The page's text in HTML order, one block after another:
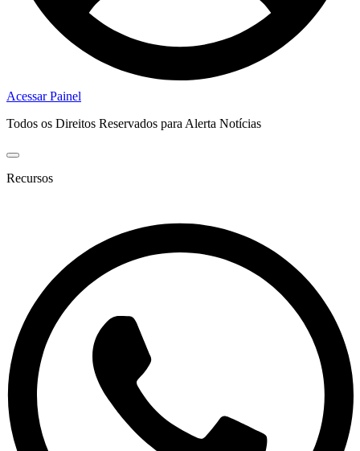
Acessar Painel
Todos os Direitos Reservados para Alerta Notícias
Recursos